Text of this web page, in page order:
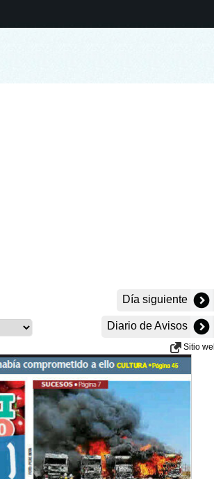
Día siguiente
Diario de Avisos
Sitio